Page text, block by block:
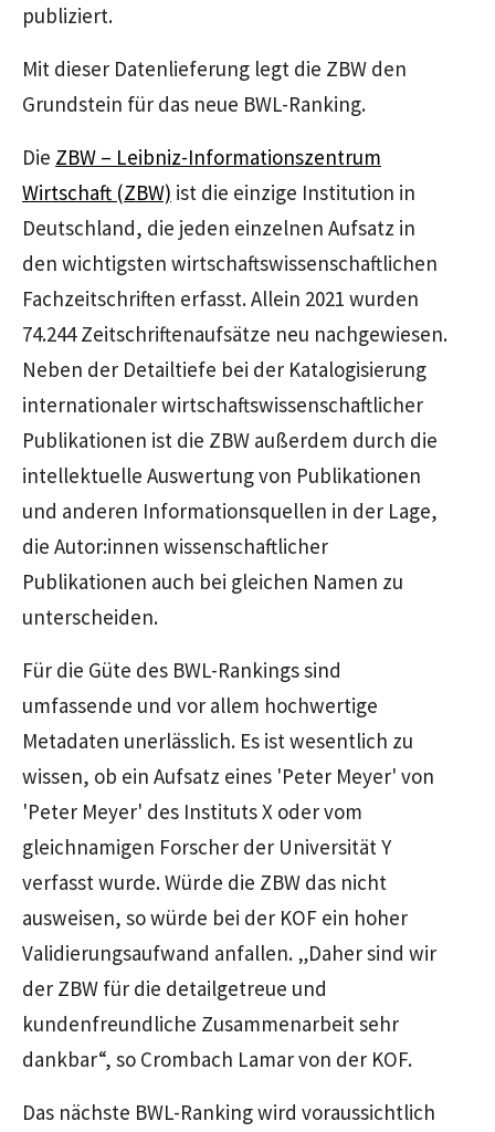
publiziert.
Mit dieser Datenlieferung legt die ZBW den
Grundstein für das neue BWL-Ranking.
Die ZBW – Leibniz-Informationszentrum
Wirtschaft (ZBW) ist die einzige Institution in
Deutschland, die jeden einzelnen Aufsatz in
den wichtigsten wirtschaftswissenschaftlichen
Fachzeitschriften erfasst. Allein 2021 wurden
74.244 Zeitschriftenaufsätze neu nachgewiesen.
Neben der Detailtiefe bei der Katalogisierung
internationaler wirtschaftswissenschaftlicher
Publikationen ist die ZBW außerdem durch die
intellektuelle Auswertung von Publikationen
und anderen Informationsquellen in der Lage,
die Autor:innen wissenschaftlicher
Publikationen auch bei gleichen Namen zu
unterscheiden.
Für die Güte des BWL-Rankings sind
umfassende und vor allem hochwertige
Metadaten unerlässlich. Es ist wesentlich zu
wissen, ob ein Aufsatz eines 'Peter Meyer' von
'Peter Meyer' des Instituts X oder vom
gleichnamigen Forscher der Universität Y
verfasst wurde. Würde die ZBW das nicht
ausweisen, so würde bei der KOF ein hoher
Validierungsaufwand anfallen. „Daher sind wir
der ZBW für die detailgetreue und
kundenfreundliche Zusammenarbeit sehr
dankbar“, so Crombach Lamar von der KOF.
Das nächste BWL-Ranking wird voraussichtlich